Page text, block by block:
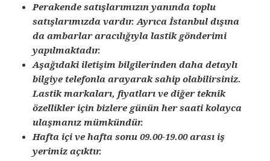
Perakende satışlarımızın yanında toplu
satışlarımızda vardır. Ayrıca İstanbul dışına
da ambarlar aracılığıyla lastik gönderimi
yapılmaktadır.
Aşağıdaki iletişim bilgilerinden daha detaylı
bilgiye telefonla arayarak sahip olabilirsiniz.
Lastik markaları, fiyatları ve diğer teknik
özellikler için bizlere günün her saati kolayca
ulaşmanız mümkündür.
Hafta içi ve hafta sonu 09.00-19.00 arası iş
yerimiz açıktır.